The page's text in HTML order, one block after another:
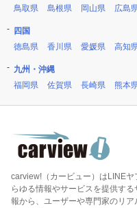
鳥取県
島根県 岡山県 広島
四国
徳島県
香川県 愛媛県 高知
九州・沖縄
福岡県
佐賀県 長崎県 熊本
carview!（カービュー）はLINE
らゆる情報やサービスを提供す
報から、ユーザーや専門家のリ